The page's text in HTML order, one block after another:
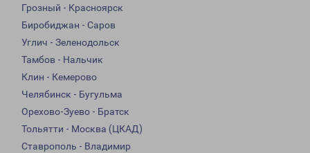
Грозный - Красноярск
Биробиджан - Саров
Углич - Зеленодольск
Тамбов - Нальчик
Клин - Кемерово
Челябинск - Бугульма
Орехово-Зуево - Братск
Тольятти - Москва (ЦКАД)
Ставрополь - Владимир